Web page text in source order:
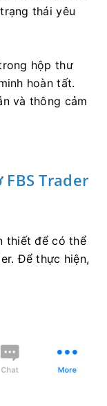
thái yêu
hộp thư
hoàn tất.
và thông cảm
Trader
thiết để có thể
Để thực hiện,